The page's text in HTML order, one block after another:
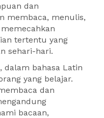
dan
membaca, menulis,
tertentu yang
sehari-hari.
bahasa Latin
yang belajar.
dan
bacaan,